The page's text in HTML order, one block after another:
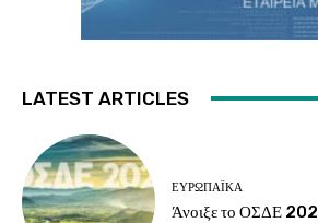
LATEST ARTICLES
ΕΥΡΩΠΑΪΚΆ
Άνοιξε το ΟΣΔΕ